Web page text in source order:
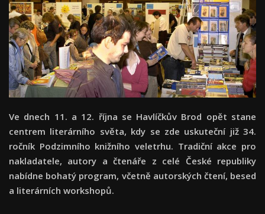
Ve dnech 11. a 12. října se Havlíčkův Brod opět stane
centrem literárního světa, kdy se zde uskuteční již 34.
ročník Podzimního knižního veletrhu. Tradiční akce pro
nakladatele, autory a čtenáře z celé České republiky
nabídne bohatý program, včetně autorských čtení, besed
a literárních workshopů.